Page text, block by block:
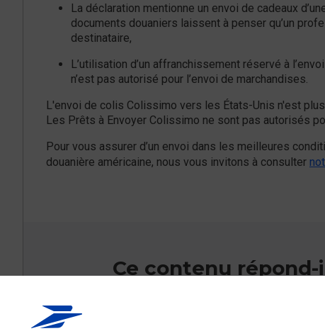
La déclaration mentionne un envoi de cadeaux
documents douaniers laissent à penser qu’un
destinataire,
L’utilisation d’un affranchissement réservé à
n’est pas autorisé pour l’envoi de marchandises.
L'envoi de colis Colissimo vers les États-Unis n'est
Les Prêts à Envoyer Colissimo ne sont pas autorisés
Pour vous assurer d’un envoi dans les meilleures
douanière américaine, nous vous invitons à consulter
Ce contenu